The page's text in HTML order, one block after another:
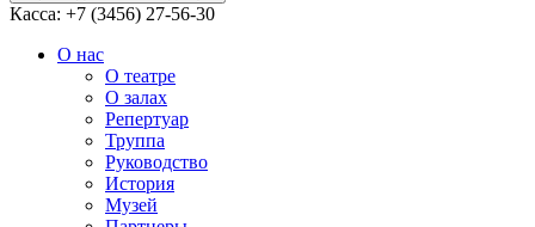
Касса: +7 (3456) 27-56-30
О нас
О театре
О залах
Репертуар
Труппа
Руководство
История
Музей